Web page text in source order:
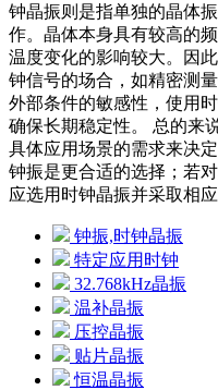
钟晶振则是指单独的晶体
作。晶体本身具有较高的
温度变化的影响较大。因
钟信号的场合，如精密测
外部条件的敏感性，使用
确保长期稳定性。 总的来
具体应用场景的需求来决
钟振是更合适的选择；若
应选用时钟晶振并采取相
钟振,时钟晶振
特定应用时钟
32.768kHz晶振
温补晶振
压控晶振
贴片晶振
恒温晶振